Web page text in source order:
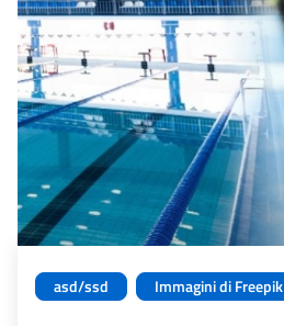
asd/ssd Immagini di Freepik